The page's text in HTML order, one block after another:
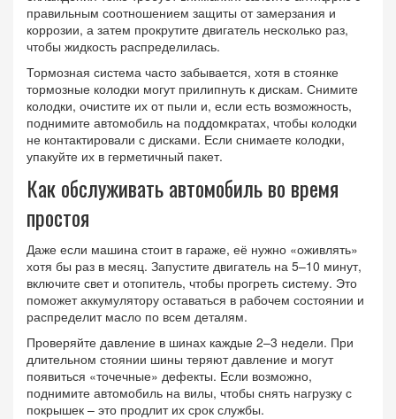
правильным соотношением защиты от замерзания и
коррозии, а затем прокрутите двигатель несколько раз,
чтобы жидкость распределилась.
Тормозная система часто забывается, хотя в стоянке
тормозные колодки могут прилипнуть к дискам. Снимите
колодки, очистите их от пыли и, если есть возможность,
поднимите автомобиль на поддомкратах, чтобы колодки
не контактировали с дисками. Если снимаете колодки,
упакуйте их в герметичный пакет.
Как обслуживать автомобиль во время
простоя
Даже если машина стоит в гараже, её нужно «оживлять»
хотя бы раз в месяц. Запустите двигатель на 5–10 минут,
включите свет и отопитель, чтобы прогреть систему. Это
поможет аккумулятору оставаться в рабочем состоянии и
распределит масло по всем деталям.
Проверяйте давление в шинах каждые 2–3 недели. При
длительном стоянии шины теряют давление и могут
появиться «точечные» дефекты. Если возможно,
поднимите автомобиль на вилы, чтобы снять нагрузку с
покрышек – это продлит их срок службы.